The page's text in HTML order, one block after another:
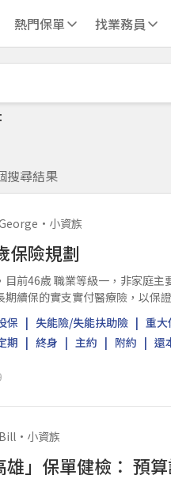
熱門保單 找業務員
搜尋結果
• 小資族
保險規劃
前46歲 職業等級一，非家庭主要經濟支柱
期續保的實支實付醫療險，以保
蓄險、...
保 失能險/失能扶助險 重大
期
終身 主約 附約 還
Bill • 小資族
雄」保單健檢： 預